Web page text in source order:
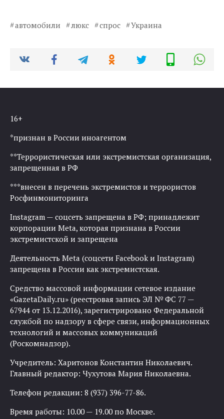
автомобили люкс спрос Украина
16+
*признан в России иноагентом
**Террористическая или экстремистская организация,
запрещенная в РФ
***внесен в перечень экстремистов и террористов
Росфинмониторинга
Instagram — соцсеть запрещена в РФ; принадлежит
корпорации Meta, которая признана в России
экстремистской и запрещена
Деятельность Meta (соцсети Facebook и Instagram)
запрещена в России как экстремистская.
Средство массовой информации сетевое издание
«GazetaDaily.ru» (реестровая запись ЭЛ № ФС 77 —
67944 от 13.12.2016), зарегистрировано Федеральной
службой по надзору в сфере связи, информационных
технологий и массовых коммуникаций
(Роскомнадзор).
Учредитель: Харитонов Константин Николаевич.
Главный редактор: Чухутова Мария Николаевна.
Телефон редакции: 8 (937) 396-77-86.
Время работы: 10.00 — 19.00 по Москве.